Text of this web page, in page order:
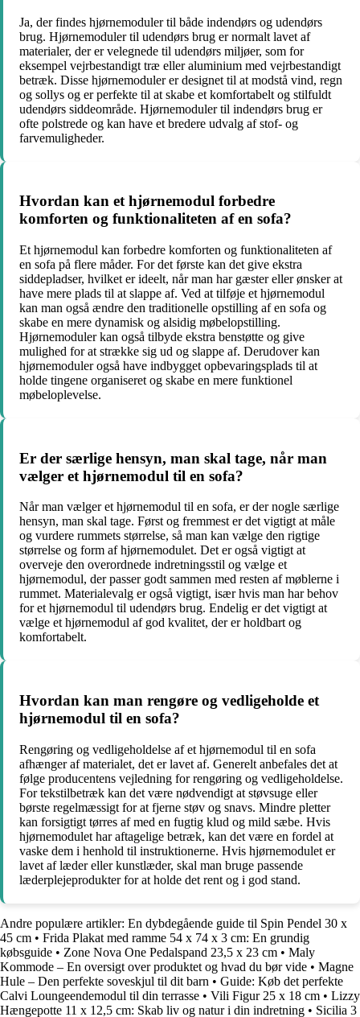
Ja, der findes hjørnemoduler til både indendørs og udendørs
brug. Hjørnemoduler til udendørs brug er normalt lavet af
materialer, der er velegnede til udendørs miljøer, som for
eksempel vejrbestandigt træ eller aluminium med vejrbestandigt
betræk. Disse hjørnemoduler er designet til at modstå vind, regn
og sollys og er perfekte til at skabe et komfortabelt og stilfuldt
udendørs siddeområde. Hjørnemoduler til indendørs brug er
ofte polstrede og kan have et bredere udvalg af stof- og
farvemuligheder.
Hvordan kan et hjørnemodul forbedre
komforten og funktionaliteten af en sofa?
Et hjørnemodul kan forbedre komforten og funktionaliteten af
en sofa på flere måder. For det første kan det give ekstra
siddepladser, hvilket er ideelt, når man har gæster eller ønsker at
have mere plads til at slappe af. Ved at tilføje et hjørnemodul
kan man også ændre den traditionelle opstilling af en sofa og
skabe en mere dynamisk og alsidig møbelopstilling.
Hjørnemoduler kan også tilbyde ekstra benstøtte og give
mulighed for at strække sig ud og slappe af. Derudover kan
hjørnemoduler også have indbygget opbevaringsplads til at
holde tingene organiseret og skabe en mere funktionel
møbeloplevelse.
Er der særlige hensyn, man skal tage, når man
vælger et hjørnemodul til en sofa?
Når man vælger et hjørnemodul til en sofa, er der nogle særlige
hensyn, man skal tage. Først og fremmest er det vigtigt at måle
og vurdere rummets størrelse, så man kan vælge den rigtige
størrelse og form af hjørnemodulet. Det er også vigtigt at
overveje den overordnede indretningsstil og vælge et
hjørnemodul, der passer godt sammen med resten af møblerne i
rummet. Materialevalg er også vigtigt, især hvis man har behov
for et hjørnemodul til udendørs brug. Endelig er det vigtigt at
vælge et hjørnemodul af god kvalitet, der er holdbart og
komfortabelt.
Hvordan kan man rengøre og vedligeholde et
hjørnemodul til en sofa?
Rengøring og vedligeholdelse af et hjørnemodul til en sofa
afhænger af materialet, det er lavet af. Generelt anbefales det at
følge producentens vejledning for rengøring og vedligeholdelse.
For tekstilbetræk kan det være nødvendigt at støvsuge eller
børste regelmæssigt for at fjerne støv og snavs. Mindre pletter
kan forsigtigt tørres af med en fugtig klud og mild sæbe. Hvis
hjørnemodulet har aftagelige betræk, kan det være en fordel at
vaske dem i henhold til instruktionerne. Hvis hjørnemodulet er
lavet af læder eller kunstlæder, skal man bruge passende
læderplejeprodukter for at holde det rent og i god stand.
Andre populære artikler: En dybdegående guide til Spin Pendel 30 x
45 cm • Frida Plakat med ramme 54 x 74 x 3 cm: En grundig
købsguide • Zone Nova One Pedalspand 23,5 x 23 cm • Maly
Kommode – En oversigt over produktet og hvad du bør vide • Magne
Hule – Den perfekte soveskjul til dit barn • Guide: Køb det perfekte
Calvi Loungeendemodul til din terrasse • Vili Figur 25 x 18 cm • Lizzy
Hængepotte 11 x 12,5 cm: Skab liv og natur i din indretning • Sicilia 3